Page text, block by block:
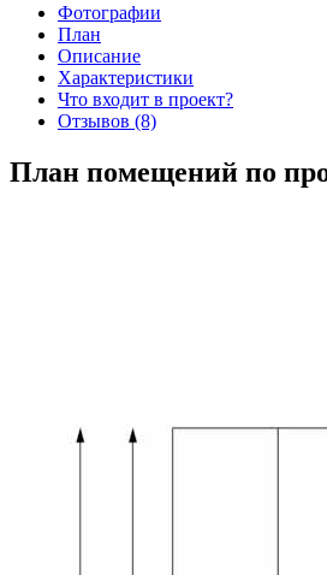
Фотографии
План
Описание
Характеристики
Что входит в проект?
Отзывов (8)
План помещений по